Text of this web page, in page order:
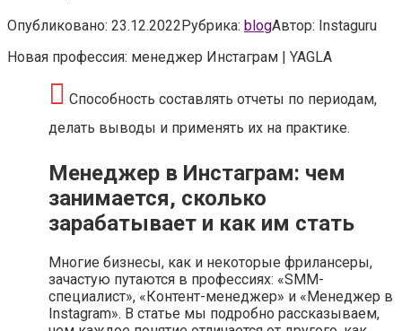
Опубликовано: 23.12.2022Рубрика: blogАвтор: Instaguru
Новая профессия: менеджер Инстаграм | YAGLA
Способность составлять отчеты по периодам,
делать выводы и применять их на практике.
Менеджер в Инстаграм: чем
занимается, сколько
зарабатывает и как им стать
Многие бизнесы, как и некоторые фрилансеры,
зачастую путаются в профессиях: «SMM-
специалист», «Контент-менеджер» и «Менеджер в
Instagram». В статье мы подробно рассказываем,